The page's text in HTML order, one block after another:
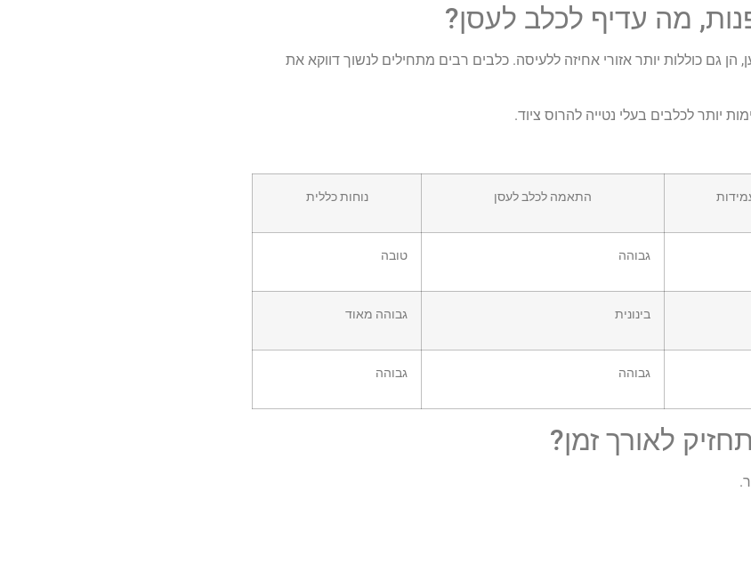
מה עדיף לכלב לעסן?
גם כוללות יותר אזורי אחיזה ללעיסה. כלבים רבים מתחילים לנשוך דווקא את
יותר לכלבים בעלי נטייה להרוס ציוד.
התאמה לכלב לעסן נוחות כללית
גבוהה טובה
בינונית גבוהה מאוד
גבוהה גבוהה
לאורך זמן?